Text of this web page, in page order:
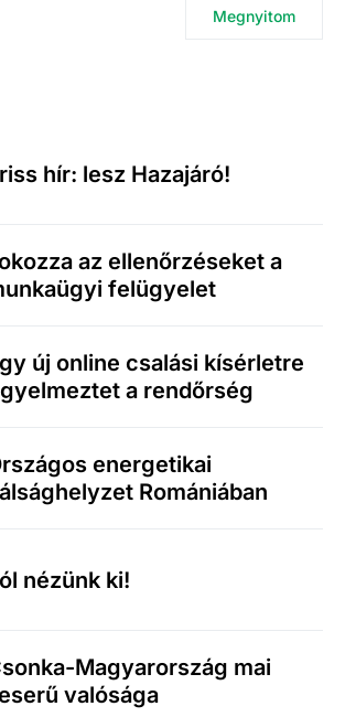
Megnyitom
hír: lesz Hazajáró!
az ellenőrzéseket a
felügyelet
új online csalási kísérletre
a rendőrség
energetikai
Romániában
nézünk ki!
Magyarország mai
valósága